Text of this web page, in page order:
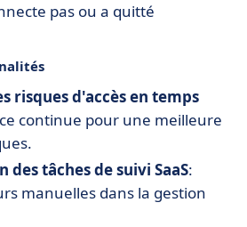
pas ou a quitté
risques d'accès en temps
continue pour une meilleure
tâches de suivi SaaS:
manuelles dans la gestion